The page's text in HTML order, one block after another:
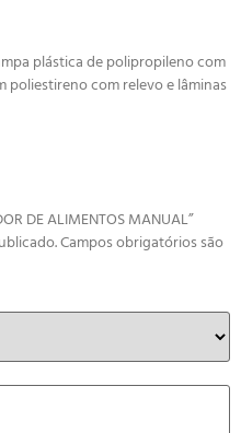
plástica de polipropileno com
com relevo e lâminas
DE ALIMENTOS MANUAL”
Campos obrigatórios são